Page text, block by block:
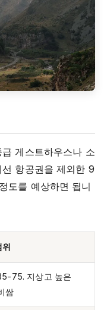
게스트하우스나 소
항공권을 제외한 9
정도를 예상하면 됩니
위
75. 지상고 높은
쌈